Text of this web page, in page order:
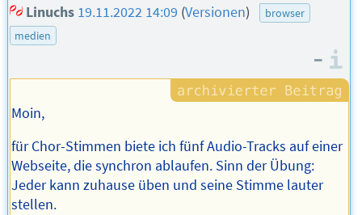
Linuchs 19.11.2022 14:09 (Versionen)
browser
medien
–
Moin,
für Chor-Stimmen biete ich fünf Audio-Tracks auf einer
Webseite, die synchron ablaufen. Sinn der Übung:
Jeder kann zuhause üben und seine Stimme lauter
stellen.